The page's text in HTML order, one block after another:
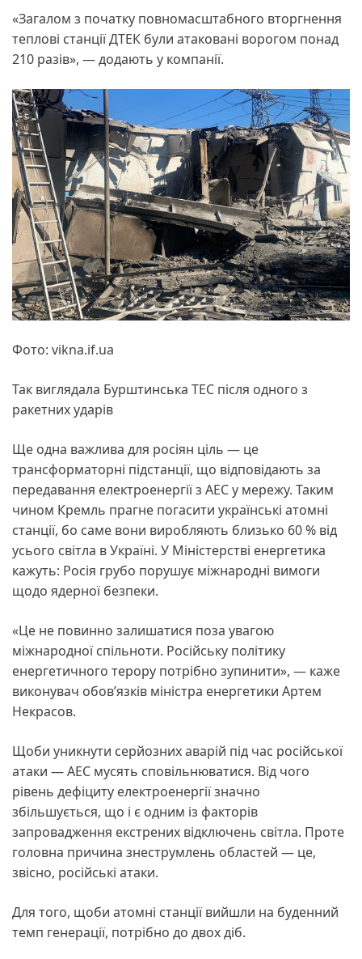
«Загалом з початку повномасштабного вторгнення
теплові станції ДТЕК були атаковані ворогом понад
210 разів», — додають у компанії.
Фото: vikna.if.ua
Так виглядала Бурштинська ТЕС після одного з
ракетних ударів
Ще одна важлива для росіян ціль — це
трансформаторні підстанції, що відповідають за
передавання електроенергії з АЕС у мережу. Таким
чином Кремль прагне погасити українські атомні
станції, бо саме вони виробляють близько 60 % від
усього світла в Україні. У Міністерстві енергетика
кажуть: Росія грубо порушує міжнародні вимоги
щодо ядерної безпеки.
«Це не повинно залишатися поза увагою
міжнародної спільноти. Російську політику
енергетичного терору потрібно зупинити», — каже
виконувач обов’язків міністра енергетики Артем
Некрасов.
Щоби уникнути серйозних аварій під час російської
атаки — АЕС мусять сповільнюватися. Від чого
рівень дефіциту електроенергії значно
збільшується, що і є одним із факторів
запровадження екстрених відключень світла. Проте
головна причина знеструмлень областей — це,
звісно, російські атаки.
Для того, щоби атомні станції вийшли на буденний
темп генерації, потрібно до двох діб.